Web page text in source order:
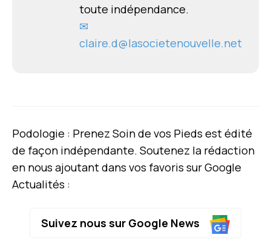
toute indépendance.
✉
claire.d@lasocietenouvelle.net
Podologie : Prenez Soin de vos Pieds est édité
de façon indépendante. Soutenez la rédaction
en nous ajoutant dans vos favoris sur Google
Actualités :
Suivez nous sur Google News